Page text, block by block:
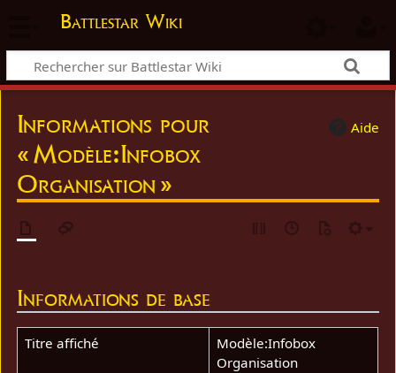
Battlestar Wiki
Aide
Informations pour
« Modèle:Infobox
Organisation »
Informations de base
Titre affiché
Modèle:Infobox
Organisation